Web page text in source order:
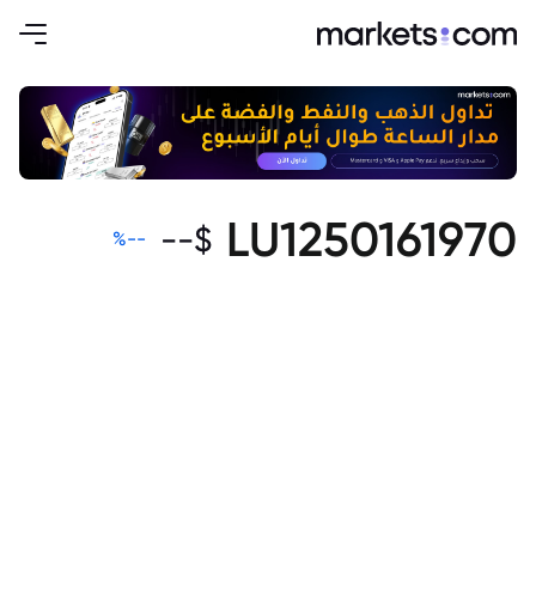
LU1250161970
$
--
--
%